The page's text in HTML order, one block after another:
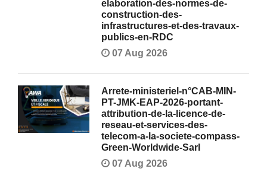
elaboration-des-normes-de-
construction-des-
infrastructures-et-des-travaux-
publics-en-RDC
07 Aug 2026
Arrete-ministeriel-n°CAB-MIN-
PT-JMK-EAP-2026-portant-
attribution-de-la-licence-de-
reseau-et-services-des-
telecom-a-la-societe-compass-
Green-Worldwide-Sarl
07 Aug 2026